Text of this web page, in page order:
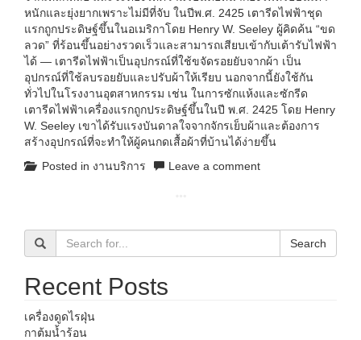
หนักและยุ่งยากเพราะไม่มีที่จับ ในปีพ.ศ. 2425 เตารีดไฟฟ้าชุด
แรกถูกประดิษฐ์ขึ้นในอเมริกาโดย Henry W. Seeley ผู้คิดค้น “ขด
ลวด” ที่ร้อนขึ้นอย่างรวดเร็วและสามารถเสียบเข้ากับเต้ารับไฟฟ้า
ได้ — เตารีดไฟฟ้าเป็นอุปกรณ์ที่ใช้ขจัดรอยยับจากผ้า เป็น
อุปกรณ์ที่ใช้ลบรอยยับและปรับผ้าให้เรียบ นอกจากนี้ยังใช้กัน
ทั่วไปในโรงงานอุตสาหกรรม เช่น ในการซักแห้งและซักรีด
เตารีดไฟฟ้าเครื่องแรกถูกประดิษฐ์ขึ้นในปี พ.ศ. 2425 โดย Henry
W. Seeley เขาได้รับแรงบันดาลใจจากจักรเย็บผ้าและต้องการ
สร้างอุปกรณ์ที่จะทำให้ผู้คนกดเสื้อผ้าที่บ้านได้ง่ายขึ้น
Posted in งานบริการ Leave a comment
Search
Recent Posts
เครื่องดูดไรฝุ่น
กาต้มน้ำร้อน